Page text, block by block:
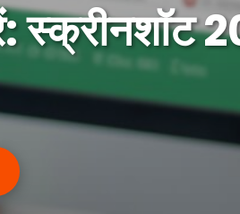
स्क्रीनशॉट